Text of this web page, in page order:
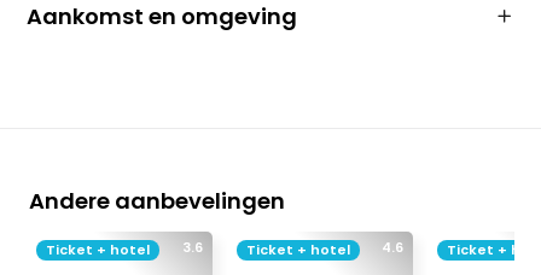
Aankomst en omgeving
Andere aanbevelingen
3.6
Ticket + hotel 4.6
Ticket + hotel Ticket +